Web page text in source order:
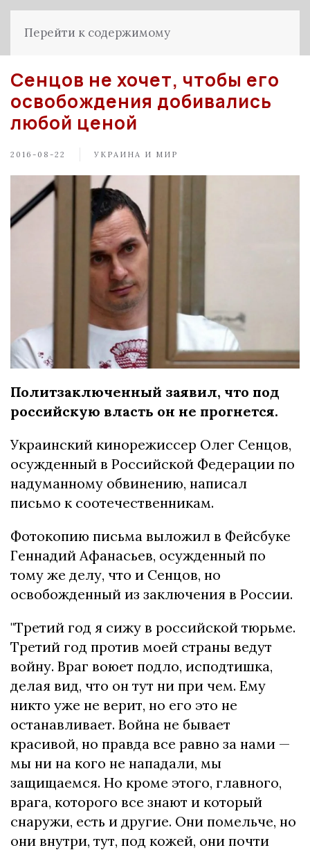
Перейти к содержимому
Сенцов не хочет, чтобы его
освобождения добивались
любой ценой
2016-08-22 УКРАИНА И МИР
Политзаключенный заявил, что под
российскую власть он не прогнется.
Украинский кинорежиссер Олег Сенцов,
осужденный в Российской Федерации по
надуманному обвинению, написал
письмо к соотечественникам.
Фотокопию письма выложил в Фейсбуке
Геннадий Афанасьев, осужденный по
тому же делу, что и Сенцов, но
освобожденный из заключения в России.
"Третий год я сижу в российской тюрьме.
Третий год против моей страны ведут
войну. Враг воюет подло, исподтишка,
делая вид, что он тут ни при чем. Ему
никто уже не верит, но его это не
останавливает. Война не бывает
красивой, но правда все равно за нами —
мы ни на кого не нападали, мы
защищаемся. Но кроме этого, главного,
врага, которого все знают и который
снаружи, есть и другие. Они помельче, но
они внутри, тут, под кожей, они почти